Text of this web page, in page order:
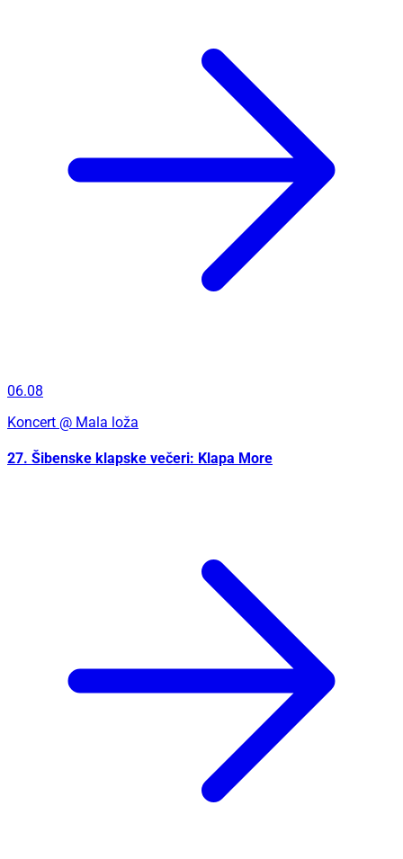
06.08
Koncert @ Mala loža
27. Šibenske klapske večeri: Klapa More